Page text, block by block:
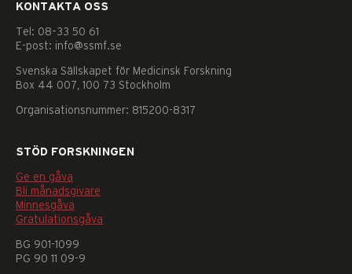
KONTAKTA OSS
Tel: 08–33 50 61
E-post: info@ssmf.se
Svenska Sällskapet för Medicinsk Forskning
Box 44 007, 100 73 Stockholm
Organisationsnummer: 815200-8317
STÖD FORSKNINGEN
Ge en gåva
Bli månadsgivare
Minnesgåva
Gratulationsgåva
BG 901-1099
PG 90 11 09-9
Nödvändiga
Dessa